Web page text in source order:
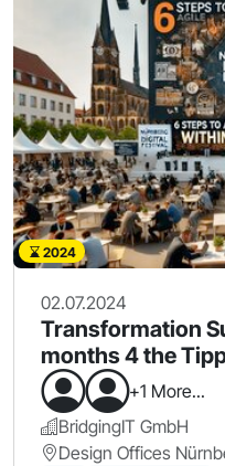
2024
02.07.2024
Transformation
months 4 the
+1 More...
BridgingIT GmbH
Design Offices